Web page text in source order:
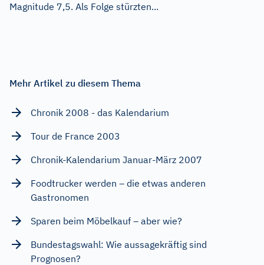
Magnitude 7,5. Als Folge stürzten...
Mehr Artikel zu diesem Thema
Chronik 2008 - das Kalendarium
Tour de France 2003
Chronik-Kalendarium Januar-März 2007
Foodtrucker werden – die etwas anderen
Gastronomen
Sparen beim Möbelkauf – aber wie?
Bundestagswahl: Wie aussagekräftig sind
Prognosen?